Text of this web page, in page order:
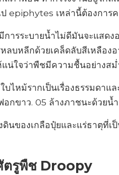
epiphytes เหล่านี้ต้องการ
ารระบายน้ำไม่ดีมันจะแสด
ลบหลีกด้วยเคล็ดลับสีเหลือง
น่ใจว่าพืชมีความชื้นอย่างสม่
บไหม้รากเป็นเรื่องธรรมดา
อกขาว. 05 ล้างภาชนะด้วยน้
ดินของเกลือปุ๋ยและแร่ธาตุที่
ตรูพืช Droopy